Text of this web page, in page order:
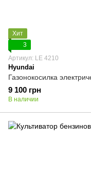
Хит
3
Артикул: LE 4210
Hyundai
Газонокосилка
9 100 грн
В наличии